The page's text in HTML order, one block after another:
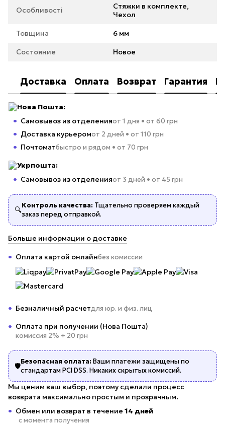
Особливості
Стяжки в комплекте,
Чехол
Товщина 6 мм
Состояние Новое
Доставка Оплата Возврат Гарантия
Нова Пошта:
Самовывоз из отделенияот 1 дня • от 60 грн
Доставка курьеромот 2 дней • от 110 грн
Почтоматбыстро и рядом • от 70 грн
Укрпошта:
Самовывоз из отделенияот 3 дней • от 45 грн
🔍
Контроль качества: Тщательно проверяем каждый
заказ перед отправкой.
Больше информации о доставке
Оплата картой онлайнбез комиссии
Безналичный расчетдля юр. и физ. лиц
Оплата при получении (Нова Пошта)
комиссия 2% + 20 грн
🛡️
Безопасная оплата: Ваши платежи защищены по
стандартам PCI DSS. Никаких скрытых комиссий.
Мы ценим ваш выбор, поэтому сделали процесс
возврата максимально простым и прозрачным.
Обмен или возврат в течение 14 дней
с момента получения